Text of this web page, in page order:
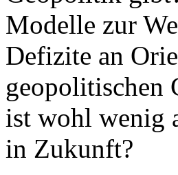
Modelle zur
Defizite an
geopolitischen
ist wohl wenig
in Zukunft?